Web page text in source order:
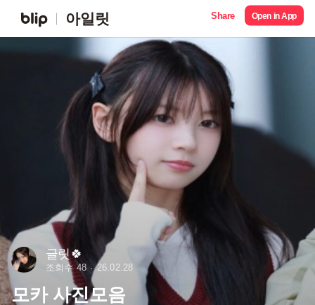
아일릿 Share Open in App
글릿🍀
조회수 48 26.02.28
모카 사진모음